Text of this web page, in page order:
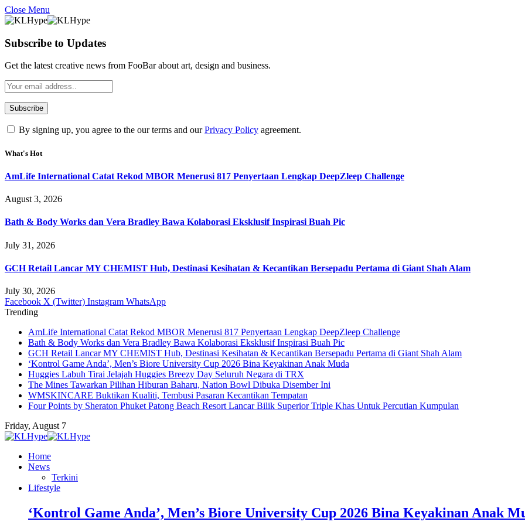
Close Menu
Subscribe to Updates
Get the latest creative news from FooBar about art, design and business.
By signing up, you agree to the our terms and ourPrivacy Policy agreement.
What's Hot
AmLife International Catat Rekod MBOR Menerusi 817 Penyertaan Lengkap DeepZleep Challenge
August 3, 2026
Bath & Body Works dan Vera Bradley Bawa Kolaborasi Eksklusif Inspirasi Buah Pic
July 31, 2026
GCH Retail Lancar MY CHEMIST Hub, Destinasi Kesihatan & Kecantikan Bersepadu Pertama di Giant Shah Alam
July 30, 2026
Facebook X (Twitter) Instagram WhatsApp
Trending
AmLife International Catat Rekod MBOR Menerusi 817 Penyertaan Lengkap DeepZleep Challenge
Bath & Body Works dan Vera Bradley Bawa Kolaborasi Eksklusif Inspirasi Buah Pic
GCH Retail Lancar MY CHEMIST Hub, Destinasi Kesihatan & Kecantikan Bersepadu Pertama di Giant Shah Alam
‘Kontrol Game Anda’, Men’s Biore University Cup 2026 Bina Keyakinan Anak Muda
Huggies Labuh Tirai Jelajah Huggies Breezy Day Seluruh Negara di TRX
The Mines Tawarkan Pilihan Hiburan Baharu, Nation Bowl Dibuka Disember Ini
WMSKINCARE Buktikan Kualiti, Tembusi Pasaran Kecantikan Tempatan
Four Points by Sheraton Phuket Patong Beach Resort Lancar Bilik Superior Triple Khas Untuk Percutian Kumpulan
Friday, August 7
Home
News
Terkini
Lifestyle
‘Kontrol Game Anda’, Men’s Biore University Cup 2026 Bina Keyakinan Anak